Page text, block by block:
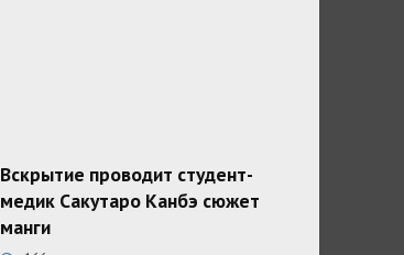
Вскрытие проводит студент-
медик Сакутаро Канбэ сюжет
манги